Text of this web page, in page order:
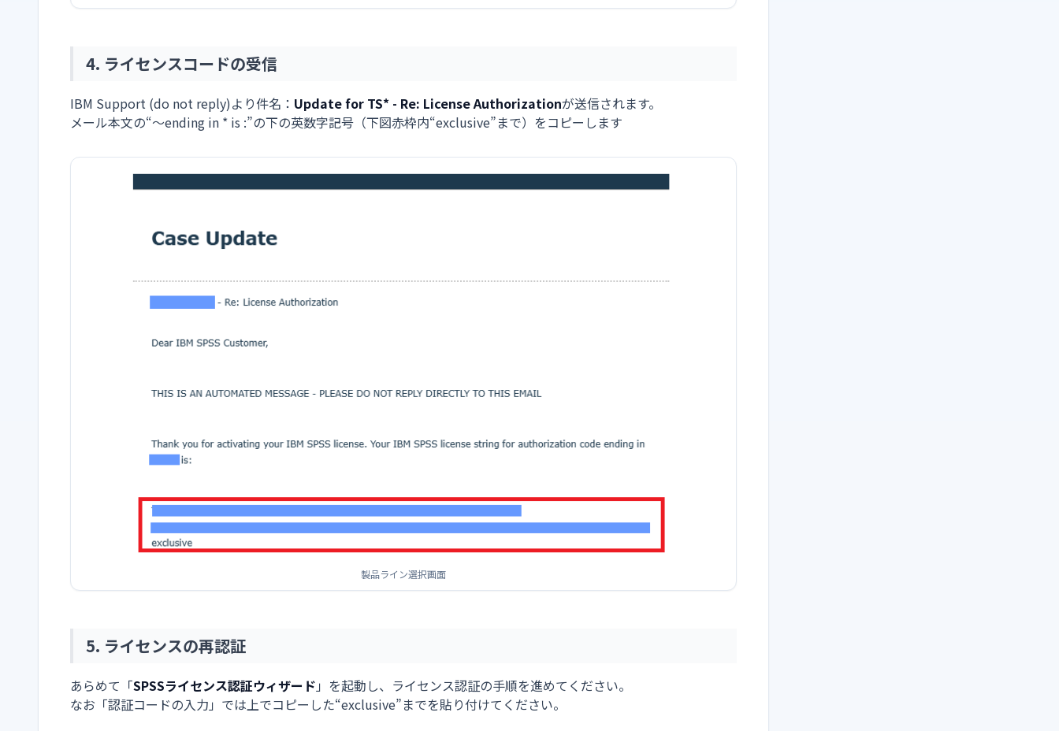
4. ライセンスコードの受信
IBM Support (do not reply)より件名： Update for TS* - Re: License Authorizationが送信されます。
メール本文の“～ending in * is :”の下の英数字記号（下図赤枠内“exclusive”まで）をコピーします
製品ライン選択画面
5. ライセンスの再認証
あらめて「SPSSライセンス認証ウィザード 」を起動し、ライセンス認証の手順を進めてください。
なお「認証コードの入力」では上でコピーした“exclusive”までを貼り付けてください。